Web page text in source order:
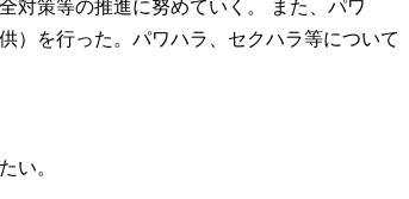
対策等の推進に努めていく。 また、パワ
）を行った。パワハラ、セクハラ等について
い。